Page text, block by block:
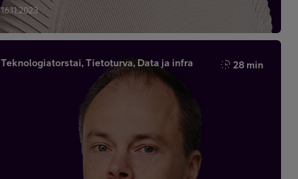
16.11.2023
Teknologiatorstai, Tietoturva, Data ja infra 28 min